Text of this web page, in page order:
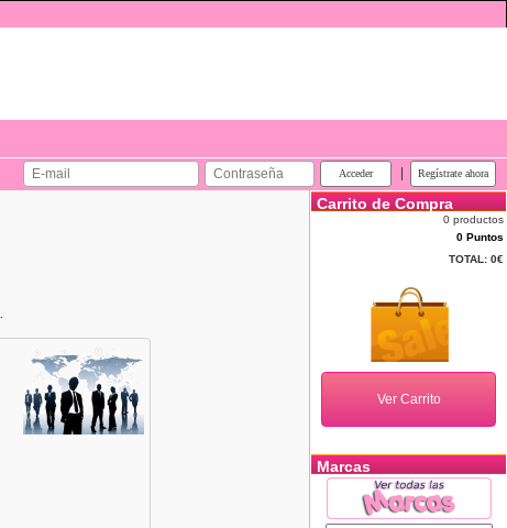
Carrito de Compra
0 productos
0 Puntos
TOTAL: 0€
Marcas